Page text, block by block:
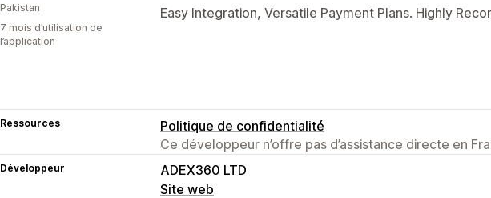
Easy Integration, Versatile Payment Plans. Highly
Pakistan
7 mois d’utilisation de
l’application
Ressources
Politique de confidentialité
Ce développeur n’offre pas d’assistance directe en
Développeur
ADEX360 LTD
Site web